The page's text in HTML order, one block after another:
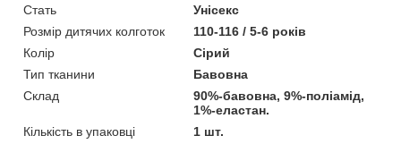
Стать
Унісекс
Розмір дитячих колготок
110-116 / 5-6 років
Колір
Сірий
Тип тканини
Бавовна
Склад
90%-бавовна, 9%-поліамід,
1%-еластан.
Кількість в упаковці
1 шт.